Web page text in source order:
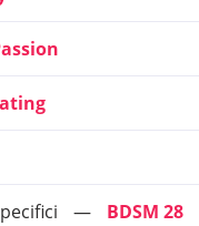
BDSM 28